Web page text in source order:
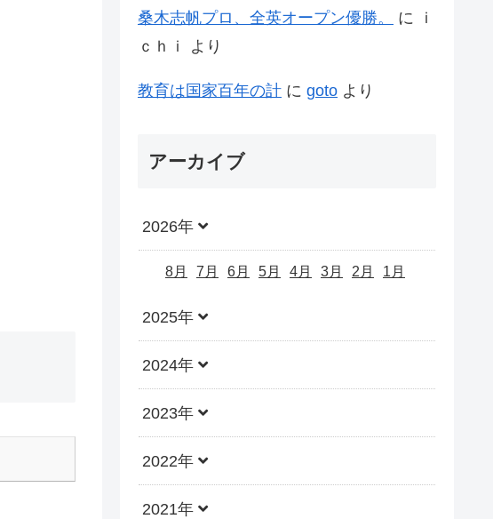
桑木志帆プロ、全英オープン優勝。 に
ｉ
ｃｈｉ
より
教育は国家百年の計 に goto より
アーカイブ
2026年
8月 7月 6月 5月 4月 3月 2月 1月
2025年
2024年
2023年
2022年
2021年